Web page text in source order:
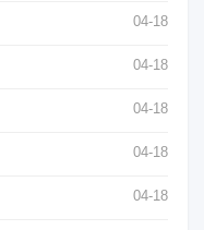
04-18
04-18
04-18
04-18
04-18